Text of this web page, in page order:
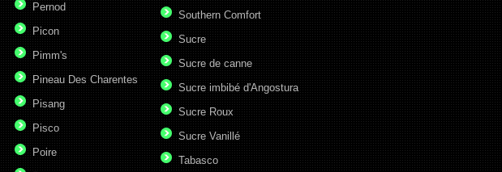
Pernod
Picon
Pimm's
Pineau Des Charentes
Pisang
Pisco
Poire
Southern Comfort
Sucre
Sucre de canne
Sucre imbibé d'Angostura
Sucre Roux
Sucre Vanillé
Tabasco